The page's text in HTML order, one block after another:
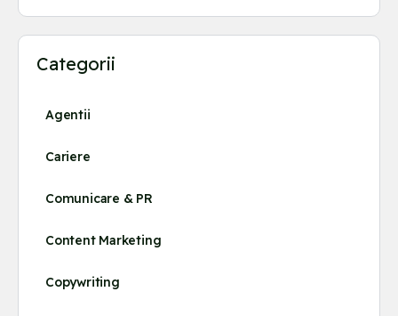
Categorii
Agentii
Cariere
Comunicare & PR
Content Marketing
Copywriting